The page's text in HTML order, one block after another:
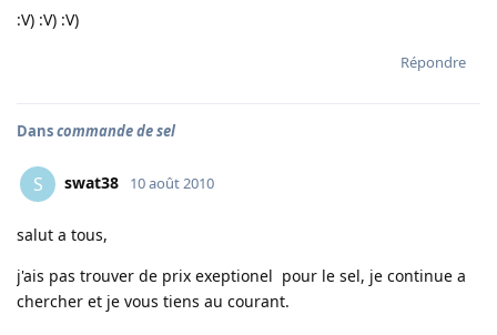
:V) :V) :V)
Répondre
Danscommande de sel
S swat38 10 août 2010
salut a tous,
j'ais pas trouver de prix exeptionel pour le sel, je continue a
chercher et je vous tiens au courant.